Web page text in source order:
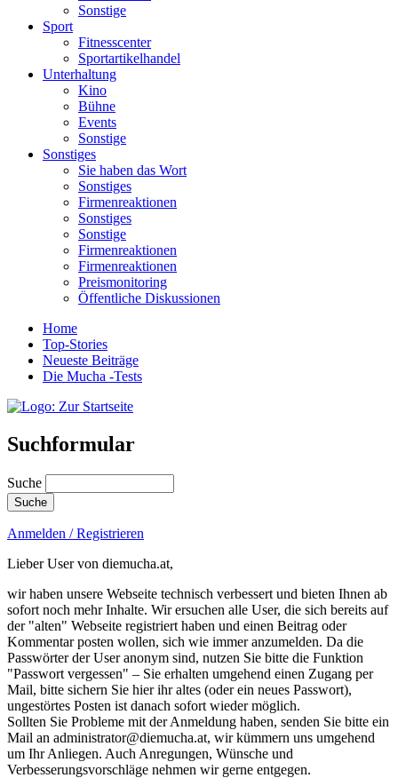
Sonstige
Sport
Fitnesscenter
Sportartikelhandel
Unterhaltung
Kino
Bühne
Events
Sonstige
Sonstiges
Sie haben das Wort
Sonstiges
Firmenreaktionen
Sonstiges
Sonstige
Firmenreaktionen
Firmenreaktionen
Preismonitoring
Öffentliche Diskussionen
Home
Top-Stories
Neueste Beiträge
Die Mucha -Tests
Suchformular
Suche
Anmelden / Registrieren
Lieber User von diemucha.at,
wir haben unsere Webseite technisch verbessert und bieten Ihnen ab
sofort noch mehr Inhalte. Wir ersuchen alle User, die sich bereits auf
der "alten" Webseite registriert haben und einen Beitrag oder
Kommentar posten wollen, sich wie immer anzumelden. Da die
Passwörter der User anonym sind, nutzen Sie bitte die Funktion
"Passwort vergessen" – Sie erhalten umgehend einen Zugang per
Mail, bitte sichern Sie hier ihr altes (oder ein neues Passwort),
ungestörtes Posten ist danach sofort wieder möglich.
Sollten Sie Probleme mit der Anmeldung haben, senden Sie bitte ein
Mail an administrator@diemucha.at, wir kümmern uns umgehend
um Ihr Anliegen. Auch Anregungen, Wünsche und
Verbesserungsvorschläge nehmen wir gerne entgegen.